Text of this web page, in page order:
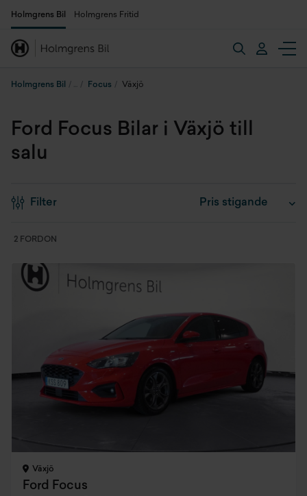
Holmgrens Bil Holmgrens Fritid
Holmgrens Bil Focus Växjö
Ford Focus Bilar i Växjö till
salu
Filter
2 FORDON
Växjö
Ford Focus